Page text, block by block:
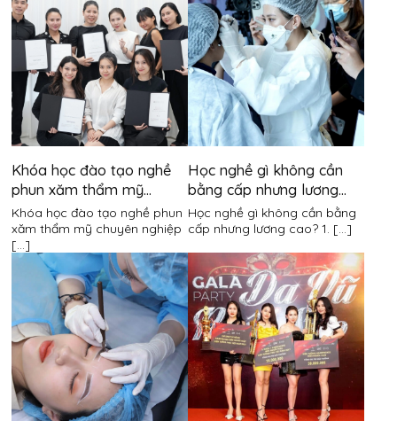
Khóa học đào tạo nghề
phun xăm thẩm mỹ
chuyên nghiệp
Khóa học đào tạo nghề phun
xăm thẩm mỹ chuyên nghiệp
[...]
Học nghề gì không cần
bằng cấp nhưng lương
cao?
Học nghề gì không cần bằng
cấp nhưng lương cao? 1. [...]